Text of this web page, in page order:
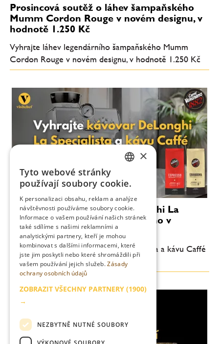
Prosincová soutěž o láhev šampaňského
Mumm Cordon Rouge v novém designu, v
hodnotě 1.250 Kč
Vyhrajte láhev legendárního šampaňského Mumm
Cordon Rouge v novém designu, v hodnotě 1.250 Kč
Zimní soutěž o kávovar DeLonghi La
Specialista a kávu Caffé Vergnano v
hodnotě 12.000 Kč
Vyhrajte kávovar DeLonghi La Specialista a kávu Caffé
Vergnano v hodnotě 12.000 Kč
ENGLISH
×
Tyto webové stránky
používají soubory cookie.
K personalizaci obsahu, reklam a analýze
návštěvnosti používáme soubory cookie.
Informace o vašem používání našich stránek
také sdílíme s našimi reklamními a
analytickými partnery, kteří je mohou
kombinovat s dalšími informacemi, které
jste jim poskytli nebo které shromáždili při
vašem používání jejich služeb.Zásady
ochrany osobních údajů
ZOBRAZIT VŠECHNY PARTNERY (1900)
→
NEZBYTNĚ NUTNÉ SOUBORY